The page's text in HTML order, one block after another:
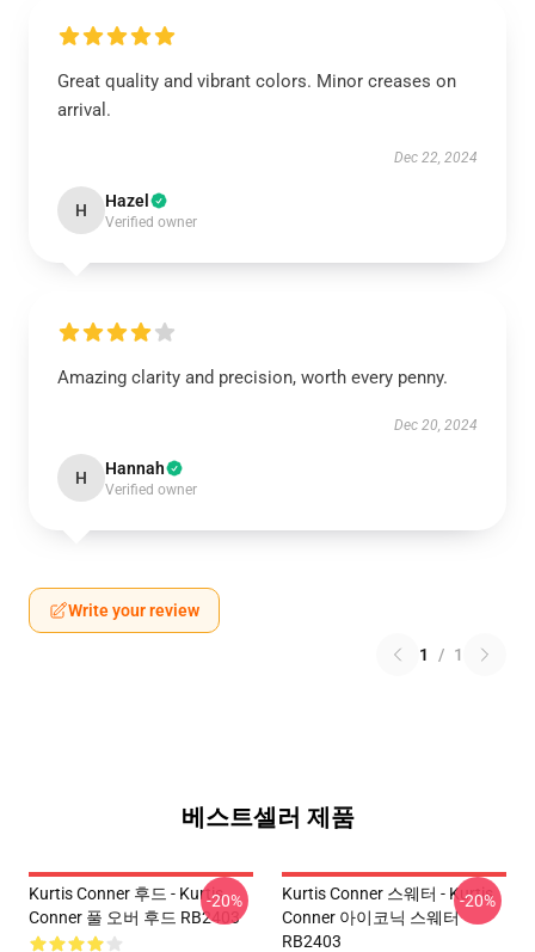
Great quality and vibrant colors. Minor creases on
arrival.
Dec 22, 2024
H Hazel
Verified owner
Amazing clarity and precision, worth every penny.
Dec 20, 2024
H Hannah
Verified owner
Write your review
1 / 1
베스트셀러 제품
Kurtis Conner 후드 - Kurtis
Conner 풀 오버 후드 RB2403
-20%
Kurtis Conner 스웨터 - Kurtis
Conner 아이코닉 스웨터
RB2403
-20%